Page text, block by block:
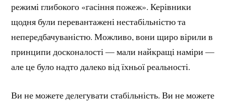
режимі глибокого «гасіння пожеж». Керівники
щодня були перевантажені нестабільністю та
непередбачуваністю. Можливо, вони щиро вірили в
принципи досконалості — мали найкращі наміри —
але це було надто далеко від їхньої реальності.
Ви не можете делегувати стабільність. Ви не можете